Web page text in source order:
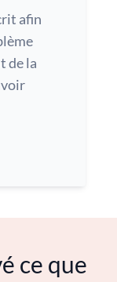
afin
de la
ce que